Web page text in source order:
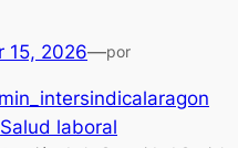
15, 2026—por
Salud laboral